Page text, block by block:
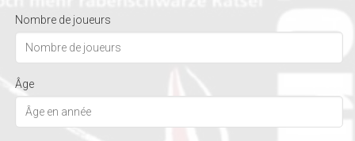
Nombre de joueurs
Âge